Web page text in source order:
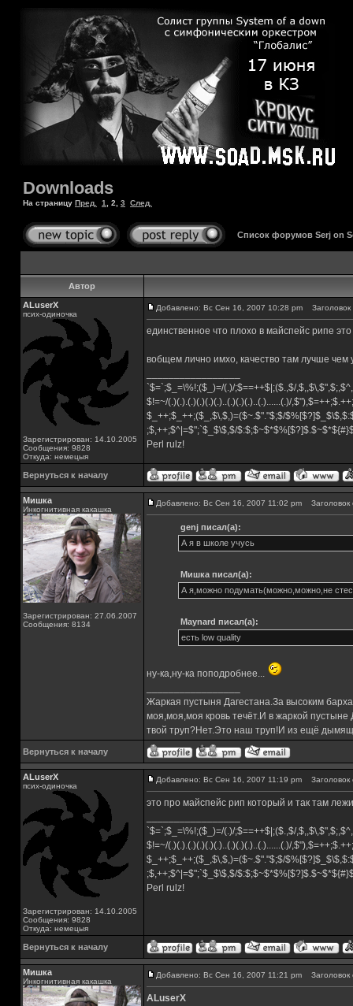
Downloads
На страницу Пред. 1 2 3 След.
Список форумов Serj on
Автор
ALuserX
псих-одиночка
Зарегистрирован: 14.10.2005
Сообщения: 9828
Откуда: немецыя
Добавлено: Вс Сен 16, 2007 10:28 pm
единственное что плохо в майспейс рипе
вобщем лично имхо, качество там лучше чем
`$=`;$_=\%!;($_)=/(.)/;$==++$|;($.,$/
$!=~/(.)(.).(.)(.)(.)(.)..(.)(.)(.)..(.)......(.)/
$_++;$_++;($_,$\,$,)=($~.$"."$;$/
;$,++;$^|=$";`$_$\$,$/
Perl rulz!
Вернуться к началу
Мишка
Инкогнитивная какашка
Зарегистрирован: 27.06.2007
Сообщения: 8134
Добавлено: Вс Сен 16, 2007 11:02 pm Заголовок
genj писал(а):
А я в школе учусь
Мишка писал(а):
А я,можно подумать(можно,можно,не
Maynard писал(а):
есть low quality
ну-ка,ну-ка поподробнее...
Жаркая пустыня Дагестана.За высоким
моя,моя,моя кровь течёт.И в жаркой
твой труп?Нет.Это наш труп!И из ещё
Вернуться к началу
ALuserX
псих-одиночка
Зарегистрирован: 14.10.2005
Сообщения: 9828
Откуда: немецыя
Добавлено: Вс Сен 16, 2007 11:19 pm Заголовок
это про майспейс рип который и так там
`$=`;$_=\%!;($_)=/(.)/;$==++$|;($.,$/
$!=~/(.)(.).(.)(.)(.)(.)..(.)(.)(.)..(.)......(.)/
$_++;$_++;($_,$\,$,)=($~.$"."$;$/
;$,++;$^|=$";`$_$\$,$/
Perl rulz!
Вернуться к началу
Мишка
Инкогнитивная какашка
Добавлено: Вс Сен 16, 2007 11:21 pm Заголовок
ALuserX